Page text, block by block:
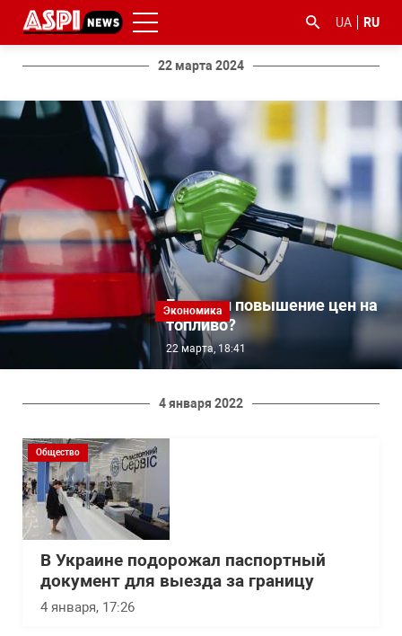
UA RU
22 марта 2024
Экономика
Будет ли повышение цен на
топливо?
22 марта, 18:41
4 января 2022
Общество
В Украине подорожал паспортный
документ для выезда за границу
4 января, 17:26
#ООС
#боротьба
з
корупцією
#гфс #Киев #коронавірус